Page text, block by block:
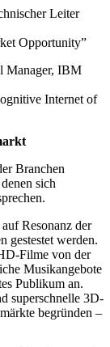
Leiter
Opportunity”
Manager, IBM
Internet of
Branchen
sich
Resonanz der
gestestet werden.
Filme von der
Musikangebote
Publikum an.
superschnelle 3D-
begründen –